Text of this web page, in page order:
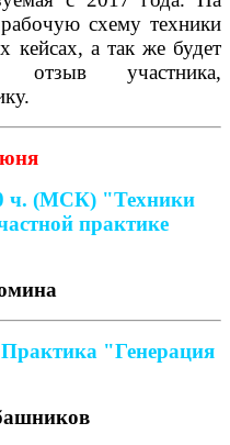
схему техники
кейсах, а так же будет
отзыв участника,
ч. (МСК) "Техники
практике
Практика "Генерация